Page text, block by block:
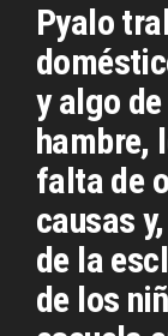
Pyalo
y algo
hambre,
falta de
causas
de la
de los